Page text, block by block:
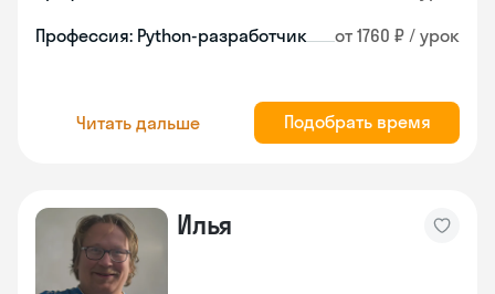
Профессия: Python-разработчик от 1760 ₽ / урок
Читать дальше Подобрать время
Илья